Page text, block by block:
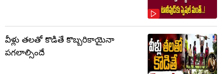
వీళ్లు తలతో కొడితే కొబ్బరికాయైనా
పగలాల్సిందే